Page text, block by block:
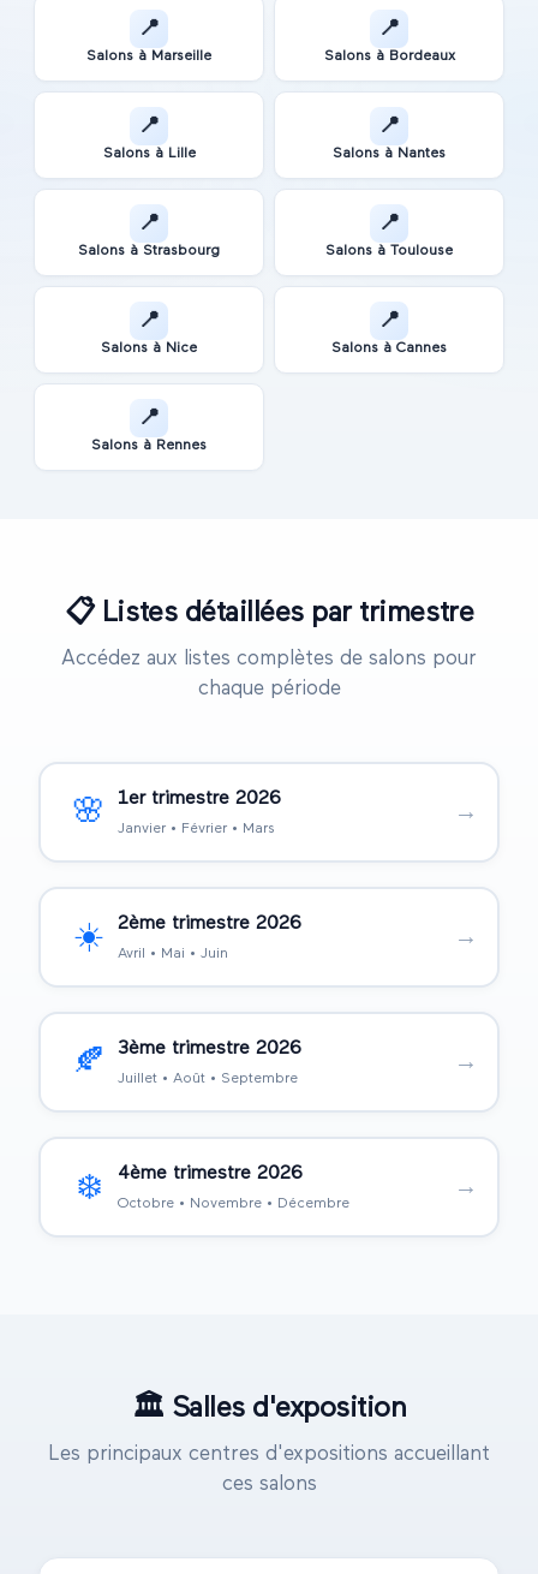
📍
Salons à Marseille
📍
Salons à Bordeaux
📍
Salons à Lille
📍
Salons à Nantes
📍
Salons à Strasbourg
📍
Salons à Toulouse
📍
Salons à Nice
📍
Salons à Cannes
📍
Salons à Rennes
📋Listes détaillées par trimestre
Accédez aux listes complètes de salons pour
chaque période
🌸 1er trimestre 2026
Janvier • Février • Mars
→
☀️ 2ème trimestre 2026
Avril • Mai • Juin
→
🍂 3ème trimestre 2026
Juillet • Août • Septembre
→
❄️ 4ème trimestre 2026
Octobre • Novembre • Décembre
→
🏛️ Salles d'exposition
Les principaux centres d'expositions accueillant
ces salons